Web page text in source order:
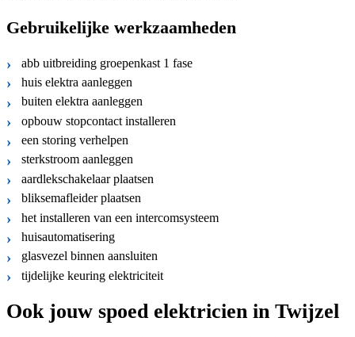
Gebruikelijke werkzaamheden
abb uitbreiding groepenkast 1 fase
huis elektra aanleggen
buiten elektra aanleggen
opbouw stopcontact installeren
een storing verhelpen
sterkstroom aanleggen
aardlekschakelaar plaatsen
bliksemafleider plaatsen
het installeren van een intercomsysteem
huisautomatisering
glasvezel binnen aansluiten
tijdelijke keuring elektriciteit
Ook jouw spoed elektricien in Twijzel